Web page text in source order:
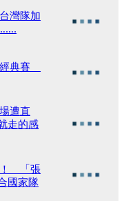
灣隊加
典賽
遭直
走的感
！ 「張
國家隊